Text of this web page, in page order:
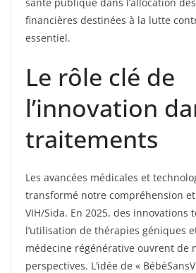
financières destinées à la lutte
essentiel.
Le rôle clé de
l’innovation
traitements
Les avancées médicales et
transformé notre compréhension
VIH/Sida. En 2025, des innovations
l’utilisation de thérapies géniques
médecine régénérative ouvrent de
perspectives. L’idée de «